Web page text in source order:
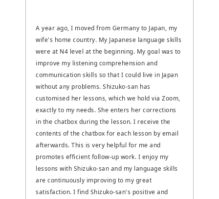
A year ago, I moved from Germany to Japan, my
wife's home country. My Japanese language skills
were at N4 level at the beginning. My goal was to
improve my listening comprehension and
communication skills so that I could live in Japan
without any problems. Shizuko-san has
customised her lessons, which we hold via Zoom,
exactly to my needs. She enters her corrections
in the chatbox during the lesson. I receive the
contents of the chatbox for each lesson by email
afterwards. This is very helpful for me and
promotes efficient follow-up work. I enjoy my
lessons with Shizuko-san and my language skills
are continuously improving to my great
satisfaction. I find Shizuko-san's positive and